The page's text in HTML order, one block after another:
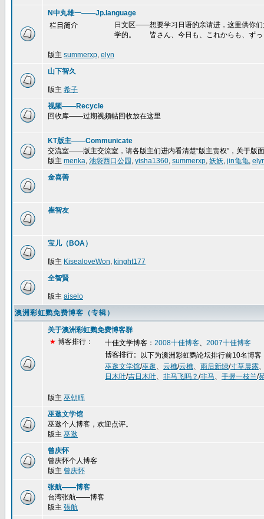
N中丸雄一——Jp.language
栏目简介
日文区——想要学习日语的亲请进，这里供你
学的。 皆さん、今日も、これからも、ずっ
版主 summerxp, elyn
山下智久
版主 希子
视频——Recycle
回收库——过期视频帖回收放在这里
KT版主——Communicate
交流室——版主交流室，请各版主们进内看清楚“版主责权”，关于版
版主 menka, 池袋西口公园 , yisha1360, summerxp, 妖妖, jin龟龟,
金喜善
崔智友
宝儿（BOA）
版主 KisealoveWon, kinght177
全智賢
版主 aiselo
澳洲彩虹鹦免费博客（专辑）
关于澳洲彩虹鹦免费博客群
★ 博客排行： 十佳文学博客： 2008十佳博客、 2007十佳博客
博客排行：
以下为澳洲彩虹鹦论坛排行前10名博客
巫逖文学馆/巫逖、 云樵/云樵、 雨后新绿/寸草晨露
日木吐/吉日木吐、 非马飞吗？ /非马、 手握一枝兰/
版主 巫朝晖
巫逖文学馆
巫逖个人博客，欢迎点评。
版主 巫逖
曾庆怀
曾庆怀个人博客
版主 曾庆怀
张航——博客
台湾张航——博客
版主 張航